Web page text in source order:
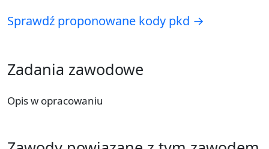
Sprawdź proponowane kody pkd →
Zadania zawodowe
Opis w opracowaniu